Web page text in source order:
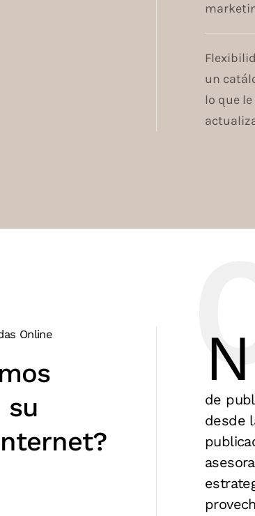
un
lo que
Online
su
N
de
desde